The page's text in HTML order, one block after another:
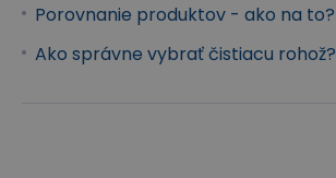
Porovnanie produktov - ako na to?
Ako správne vybrať čistiacu rohož?